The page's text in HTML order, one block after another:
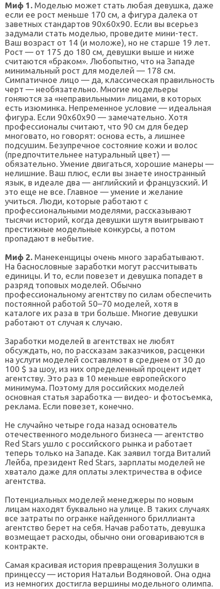
Миф 1. Моделью может стать любая девушка, даже
если ее рост меньше 170 см, а фигура далека от
заветных стандартов 90x60x90. Если вы всерьез
задумали стать моделью, проведите мини-тест.
Ваш возраст от 14 (и моложе), но не старше 19 лет.
Рост — от 175 до 180 см, девушки выше и ниже
считаются «браком». Любопытно, что на Западе
минимальный рост для моделей — 178 см.
Симпатичное лицо — да, классическая правильность
черт — необязательно. Многие модельеры
гоняются за «неправильными» лицами, в которых
есть изюминка. Непременное условие — идеальная
фигура. Если 90х60х90 — замечательно. Хотя
профессионалы считают, что 90 см для бедер
многовато, но говорят: основа есть, а лишнее
подсушим. Безупречное состояние кожи и волос
(предпочтительнее натуральный цвет) —
обязательно. Умение двигаться, хорошие манеры —
нелишние. Ваш плюс, если вы знаете иностранный
язык, в идеале два — английский и французский. И
это еще не все. Главное — умение и желание
учиться. Люди, которые работают с
профессиональными моделями, рассказывают
тысячи историй, когда девушки шутя выигрывают
престижные модельные конкурсы, а потом
пропадают в небытие.
Миф 2. Манекенщицы очень много зарабатывают.
На баснословные заработки могут рассчитывать
единицы. И то, если повезет и девушка попадет в
разряд топовых моделей. Обычно
профессиональному агентству по силам обеспечить
постоянной работой 50–70 моделей, хотя в
каталоге их раза в три больше. Многие девушки
работают от случая к случаю.
Заработки моделей в агентствах не любят
обсуждать, но, по рассказам заказчиков, расценки
на услуги моделей составляют в среднем от 30 до
100 $ за шоу, из них определенный процент идет
агентству. Это раз в 10 меньше европейского
минимума. Поэтому для российских моделей
основная статья заработка — видео- и фотосъемка,
реклама. Если повезет, конечно.
Не случайно четыре года назад основатель
отечественного модельного бизнеса — агентство
Red Stars ушло с российского рынка и работает
теперь только на Западе. Как заявил тогда Виталий
Лейба, президент Red Stars, зарплаты моделей не
хватало даже для оплаты электричества в офисе
агентства.
Потенциальных моделей менеджеры по новым
лицам находят буквально на улице. В таких случаях
все затраты по огранке найденного бриллианта
агентство берет на себя. Начав работать, девушка
возмещает расходы, обычно они оговариваются в
контракте.
Самая красивая история превращения Золушки в
принцессу — история Натальи Водяновой. Она одна
из немногих достигла вершины модельного олимпа.